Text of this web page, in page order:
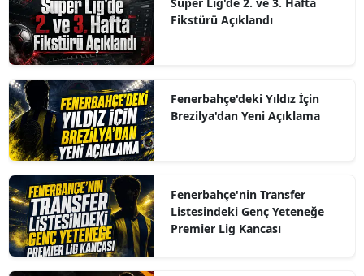
Fikstürü Açıklandı
Fenerbahçe'deki Yıldız İçin
Brezilya'dan Yeni Açıklama
Fenerbahçe'nin Transfer
Listesindeki Genç Yeteneğe
Premier Lig Kancası